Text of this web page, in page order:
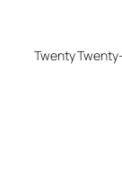
Twenty